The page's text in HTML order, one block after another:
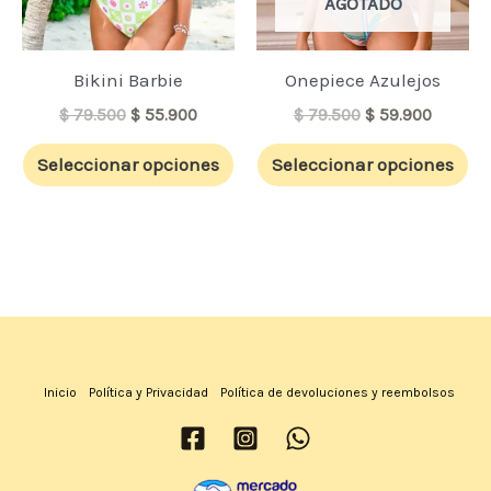
Bikini Barbie
$79.500 $ 55.900
Seleccionar opciones
pueden
página
Onepiece Azulejos
$79.500 $ 59.900
Seleccionar opciones
se
Inicio Política y Privacidad Política de devoluciones y reembolsos